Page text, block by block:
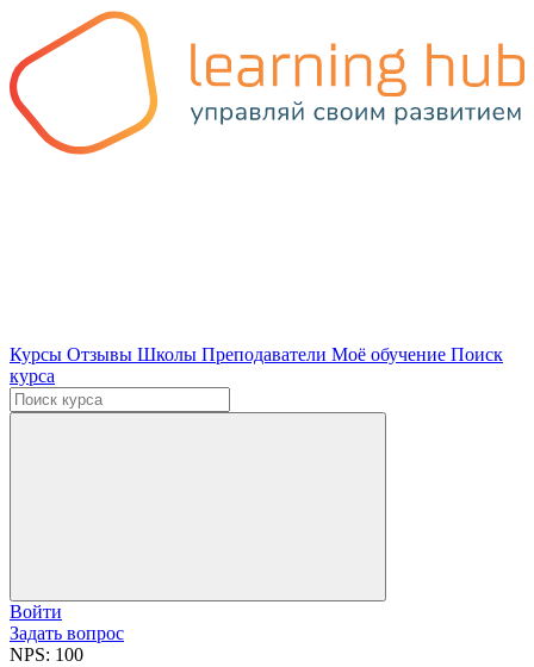
Курсы Отзывы Школы Преподаватели Моё обучение Поиск
курса
Войти
Задать вопрос
NPS: 100